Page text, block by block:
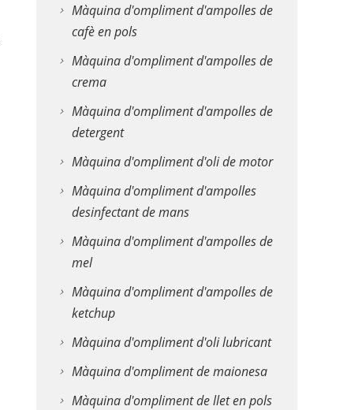
Màquina d'ompliment d'ampolles de
cafè en pols
Màquina d'ompliment d'ampolles de
crema
Màquina d'ompliment d'ampolles de
detergent
Màquina d'ompliment d'oli de motor
Màquina d'ompliment d'ampolles
desinfectant de mans
Màquina d'ompliment d'ampolles de
mel
Màquina d'ompliment d'ampolles de
ketchup
Màquina d'ompliment d'oli lubricant
Màquina d'ompliment de maionesa
Màquina d'ompliment de llet en pols